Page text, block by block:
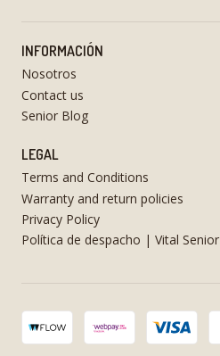
INFORMACIÓN
Nosotros
Contact us
Senior Blog
LEGAL
Terms and Conditions
Warranty and return policies
Privacy Policy
Política de despacho | Vital Senior